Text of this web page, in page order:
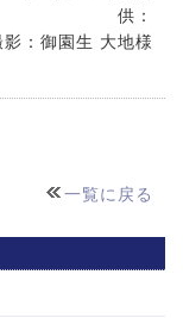
供：
：御園生 大地様
一覧に戻る